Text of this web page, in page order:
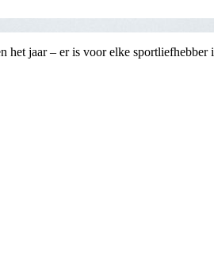
het jaar – er is voor elke sportliefhebber